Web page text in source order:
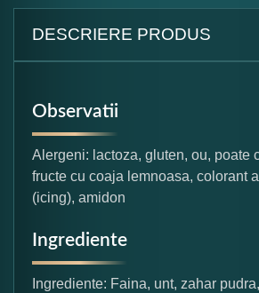
DESCRIERE PRODUS
Observatii
Alergeni: lactoza, gluten, ou, poate
fructe cu coaja lemnoasa, colorant
(icing), amidon
Ingrediente
Ingrediente: Faina, unt, zahar